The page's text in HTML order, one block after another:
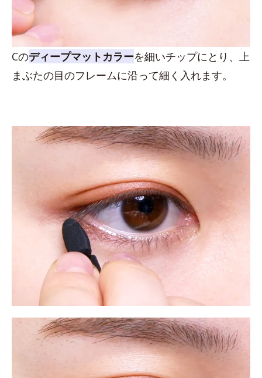
Cのディープマットカラーを細いチップにとり、上
まぶたの目のフレームに沿って細く入れます。